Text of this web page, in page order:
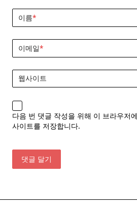
이름*
이메일*
웹사이트
다음 번 댓글 작성을 위해 이 브라우저
사이트를 저장합니다.